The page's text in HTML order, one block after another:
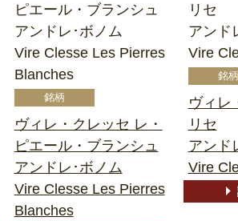
ピエール・ブランシュ
アンドレ･ボノム
Vire Clesse Les Pierres
Blanches
ヴィレ・クレッセ レ・
ピエール・ブランシュ
アンドレ･ボノム
Vire Clesse Les Pierres
Blanches
リセ
アンド
Vire
ヴィレ
リセ
アンド
Vire